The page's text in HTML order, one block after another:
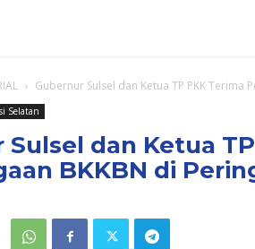
Gubernur Sulsel dan Ketua TP PKK Terima
Selatan
Sulsel dan Ketua
BKKBN di